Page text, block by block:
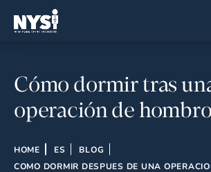
Cómo dormir tras
operación de hombro
HOME ES
BLOG
COMO DORMIR DESPUES DE UNA